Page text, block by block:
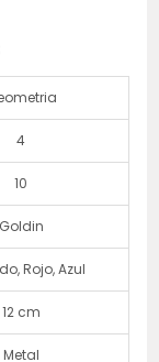
4
10
Goldin
Rojo, Azul
12 cm
Metal